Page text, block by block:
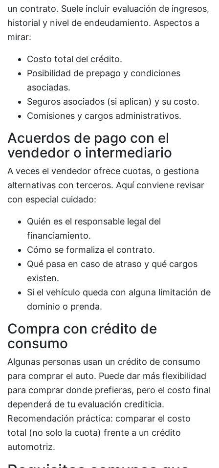
un contrato. Suele incluir evaluación de ingresos,
historial y nivel de endeudamiento. Aspectos a
mirar:
Costo total del crédito.
Posibilidad de prepago y condiciones
asociadas.
Seguros asociados (si aplican) y su costo.
Comisiones y cargos administrativos.
Acuerdos de pago con el
vendedor o intermediario
A veces el vendedor ofrece cuotas, o gestiona
alternativas con terceros. Aquí conviene revisar
con especial cuidado:
Quién es el responsable legal del
financiamiento.
Cómo se formaliza el contrato.
Qué pasa en caso de atraso y qué cargos
existen.
Si el vehículo queda con alguna limitación de
dominio o prenda.
Compra con crédito de
consumo
Algunas personas usan un crédito de consumo
para comprar el auto. Puede dar más flexibilidad
para comprar donde prefieras, pero el costo final
dependerá de tu evaluación crediticia.
Recomendación práctica: comparar el costo
total (no solo la cuota) frente a un crédito
automotriz.